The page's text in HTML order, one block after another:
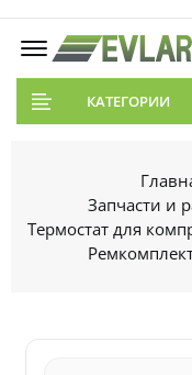
КАТЕГОРИИ
Запчасти и
Термостат для